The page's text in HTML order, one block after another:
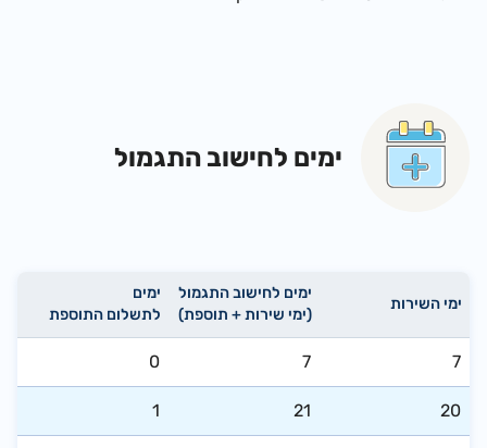
ימים לחישוב התגמול
​ימי השירות
ימים לחישוב התגמול
(​ימי שירות + תוספת)
​ימים
לתשלום התוספת
​20
​21